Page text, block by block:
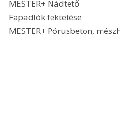
MESTER+ Nádtető
Fapadlók fektetése
MESTER+ Pórusbeton,